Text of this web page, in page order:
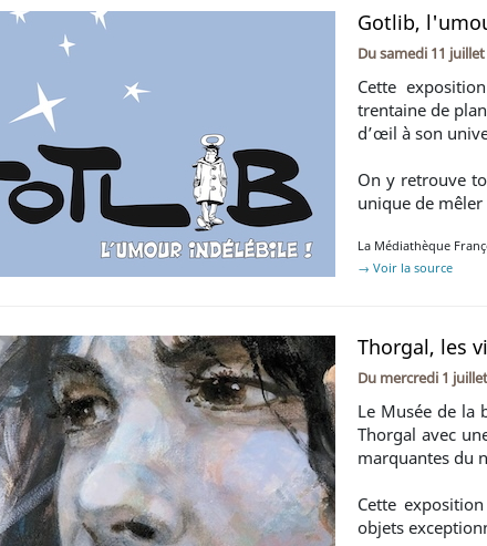
Gotlib,
Dusamedi 11
Cette
trentaine de
d’œil à son
On y retrouve
unique de mêler
La Médiathèque
→ Voir la source
Thorgal, les
Du mercredi 1
Le Musée de la
Thorgal avec
marquantes du
Cette
objets